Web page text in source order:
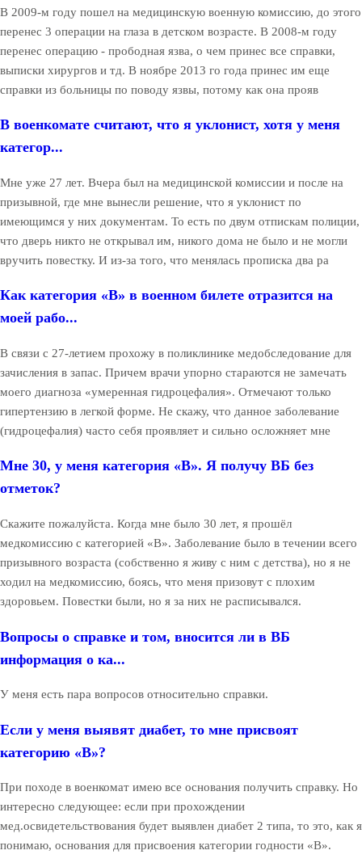
В 2009-м году пошел на медицинскую военную комиссию, до этого
перенес 3 операции на глаза в детском возрасте. В 2008-м году
перенес операцию - прободная язва, о чем принес все справки,
выписки хирургов и тд. В ноябре 2013 го года принес им еще
справки из больницы по поводу язвы, потому как она прояв
В военкомате считают, что я уклонист, хотя у меня
категор...
Мне уже 27 лет. Вчера был на медицинской комиссии и после на
призывной, где мне вынесли решение, что я уклонист по
имеющимся у них документам. То есть по двум отпискам полиции,
что дверь никто не открывал им, никого дома не было и не могли
вручить повестку. И из-за того, что менялась прописка два ра
Как категория «В» в военном билете отразится на
моей рабо...
В связи с 27-летием прохожу в поликлинике медобследование для
зачисления в запас. Причем врачи упорно стараются не замечать
моего диагноза «умеренная гидроцефалия». Отмечают только
гипертензию в легкой форме. Не скажу, что данное заболевание
(гидроцефалия) часто себя проявляет и сильно осложняет мне
Мне 30, у меня категория «В». Я получу ВБ без
отметок?
Скажите пожалуйста. Когда мне было 30 лет, я прошёл
медкомиссию с категорией «В». Заболевание было в течении всего
призывного возраста (собственно я живу с ним с детства), но я не
ходил на медкомиссию, боясь, что меня призовут с плохим
здоровьем. Повестки были, но я за них не расписывался.
Вопросы о справке и том, вносится ли в ВБ
информация о ка...
У меня есть пара вопросов относительно справки.
Если у меня выявят диабет, то мне присвоят
категорию «В»?
При походе в военкомат имею все основания получить справку. Но
интересно следующее: если при прохождении
мед.освидетельствования будет выявлен диабет 2 типа, то это, как я
понимаю, основания для присвоения категории годности «В».